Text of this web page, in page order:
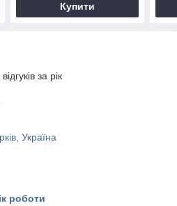
Купити
за рік
Україна
роботи